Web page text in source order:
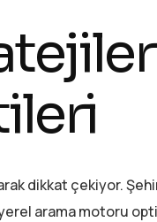
dikkat çekiyor.
arama motoru